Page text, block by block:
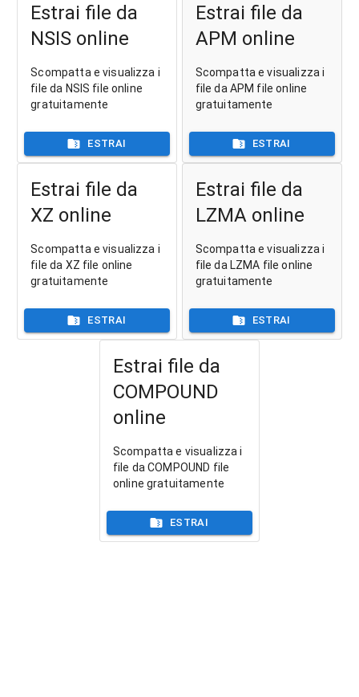
Estrai file da
NSIS online
Scompatta e visualizza i
file da NSIS file online
gratuitamente
ESTRAI
Estrai file da
APM online
Scompatta e visualizza i
file da APM file online
gratuitamente
ESTRAI
Estrai file da
XZ online
Scompatta e visualizza i
file da XZ file online
gratuitamente
ESTRAI
Estrai file da
LZMA online
Scompatta e visualizza i
file da LZMA file online
gratuitamente
ESTRAI
Estrai file da
COMPOUND
online
Scompatta e visualizza i
file da COMPOUND file
online gratuitamente
ESTRAI